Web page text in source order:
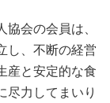
会の会員は、
し、不断の経営
産と安定的な食
尽力してまいり